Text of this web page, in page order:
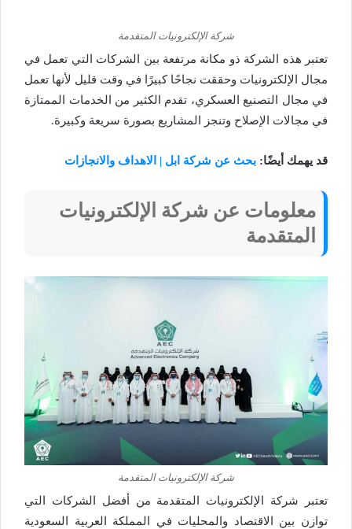
شركة الإلكترونيات المتقدمة
تعتبر هذه الشركة ذو مكانة مرتفعة بين الشركات التي تعمل في
مجال الإلكترونيات وحققت نجاحًا كبيرًا في وقت قليل لأنها تعمل
في مجال التصنيع العسكري، تقدم الكثير من الخدمات الممتازة
في مجالات الإصلاح وتنجز المشاريع بصورة سريعة وكبيرة.
قد يهمك أيضًا: بحث عن شركة ابل | الاهداف والانجازات
معلومات عن شركة الإلكترونيات
المتقدمة
شركة الإلكترونيات المتقدمة
تعتبر شركة الإلكترونيات المتقدمة من أفضل الشركات التي
توازن بين الاقتصاد والمحليات في المملكة العربية السعودية